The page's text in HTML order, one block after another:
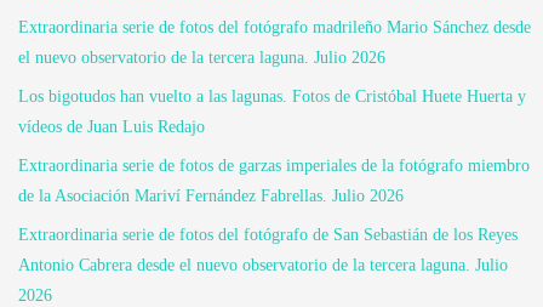
Extraordinaria serie de fotos del fotógrafo madrileño Mario Sánchez desde
el nuevo observatorio de la tercera laguna. Julio 2026
Los bigotudos han vuelto a las lagunas. Fotos de Cristóbal Huete Huerta y
vídeos de Juan Luis Redajo
Extraordinaria serie de fotos de garzas imperiales de la fotógrafo miembro
de la Asociación Mariví Fernández Fabrellas. Julio 2026
Extraordinaria serie de fotos del fotógrafo de San Sebastián de los Reyes
Antonio Cabrera desde el nuevo observatorio de la tercera laguna. Julio
2026